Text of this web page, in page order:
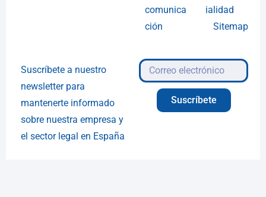
comunica
ción
ialidad
Sitemap
Suscríbete a nuestro
newsletter para
mantenerte informado
sobre nuestra empresa y
el sector legal en España
Suscríbete